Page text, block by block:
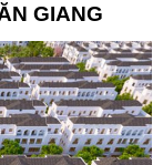
GIANG